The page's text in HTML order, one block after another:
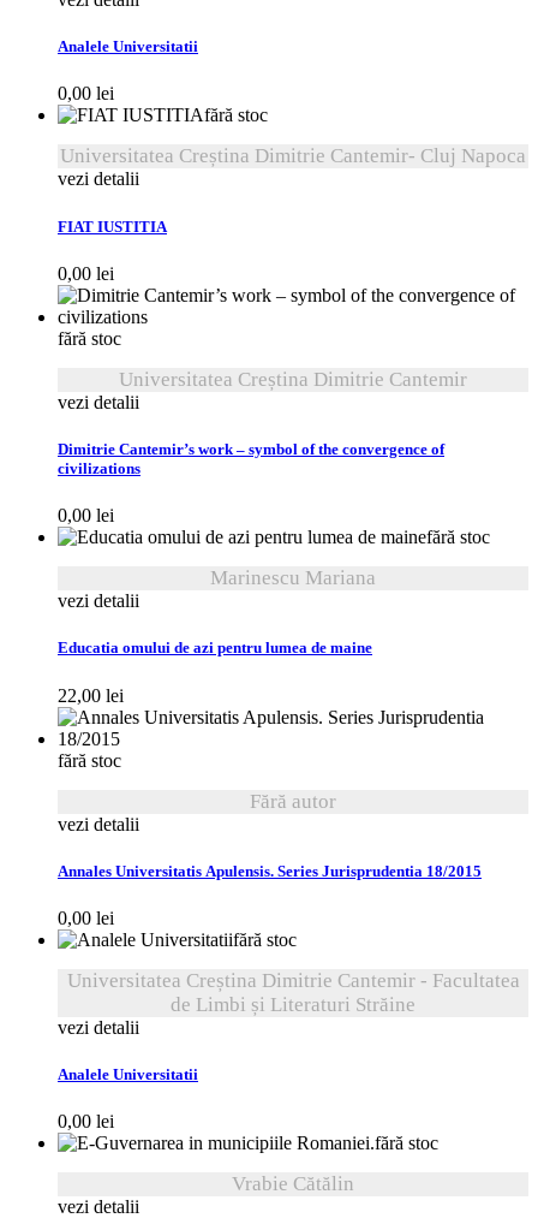
Analele Universitatii
0,00 lei
fără stoc
Universitatea Creștina Dimitrie Cantemir- Cluj Napoca
vezi detalii
FIAT IUSTITIA
0,00 lei
fără stoc
Universitatea Creștina Dimitrie Cantemir
vezi detalii
Dimitrie Cantemir’s work – symbol of the convergence of
civilizations
0,00 lei
fără stoc
Marinescu Mariana
vezi detalii
Educatia omului de azi pentru lumea de maine
22,00 lei
fără stoc
Fără autor
vezi detalii
Annales Universitatis Apulensis. Series Jurisprudentia 18/2015
0,00 lei
fără stoc
Universitatea Creștina Dimitrie Cantemir - Facultatea
de Limbi și Literaturi Străine
vezi detalii
Analele Universitatii
0,00 lei
fără stoc
Vrabie Cătălin
vezi detalii